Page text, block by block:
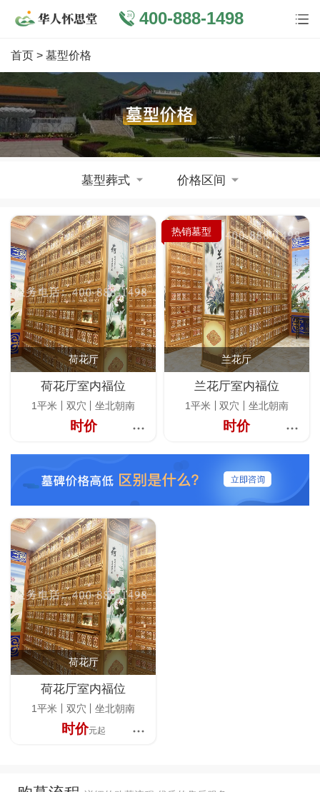
400-888-1498
首页 > 墓型价格
墓型葬式 价格区间
荷花厅
荷花厅室内福位
1平米 双穴 坐北朝南
时价
热销墓型
兰花厅
兰花厅室内福位
1平米 双穴 坐北朝南
时价
荷花厅
荷花厅室内福位
1平米 双穴 坐北朝南
时价元起